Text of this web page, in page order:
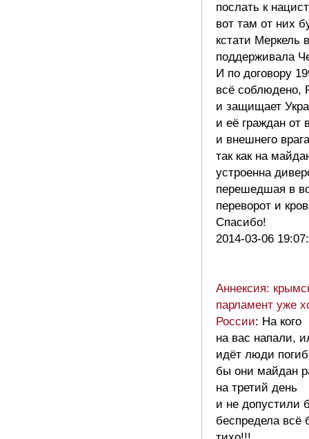
послать к
вот там от них
кстати Меркель
поддерживала
И по договору
всё соблюдено,
и защищает
и её граждан от
и внешнего врага
так как на
устроенна
перешедшая в
переворот и
Спасибо!
2014-03-06
Аннексия:
парламент уже
России: На кого
на вас напали,
идёт люди
бы они майдан
на третий день
и не допустили
беспредела всё